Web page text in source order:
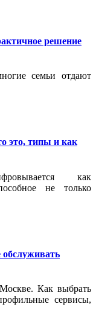
решение
семьи отдают
это, типы и как
как
не только
Как выбрать
сервисы,